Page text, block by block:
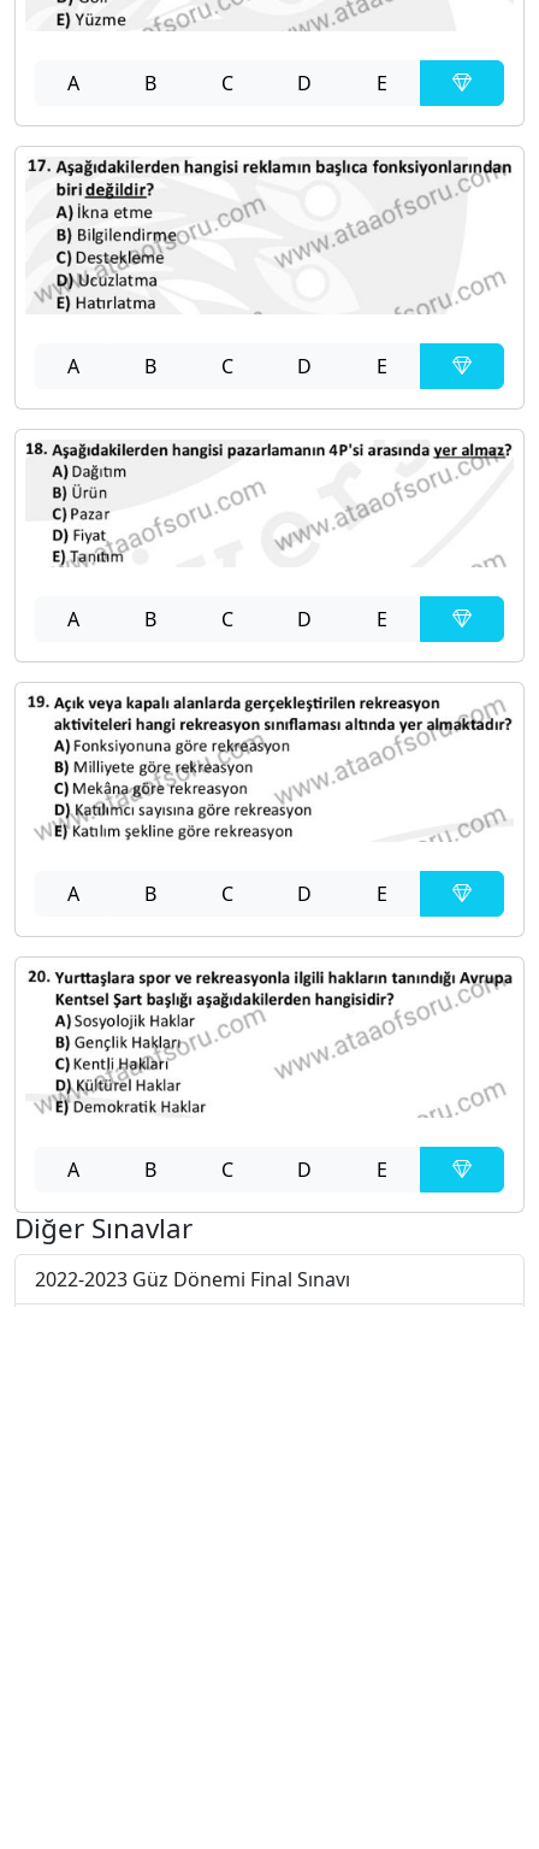
A B C D E
A B C D E
A B C D E
A B C D E
A B C D E
Diğer Sınavlar
2022-2023 Güz Dönemi Final Sınavı